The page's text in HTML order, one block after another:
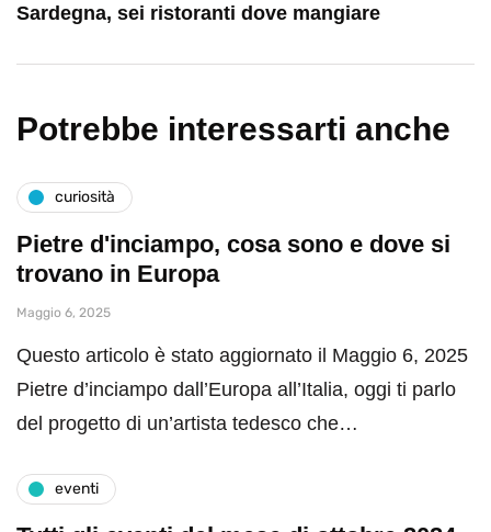
Sardegna, sei ristoranti dove mangiare
Potrebbe interessarti anche
curiosità
Pietre d'inciampo, cosa sono e dove si
trovano in Europa
Maggio 6, 2025
Questo articolo è stato aggiornato il Maggio 6, 2025
Pietre d’inciampo dall’Europa all’Italia, oggi ti parlo
del progetto di un’artista tedesco che…
eventi